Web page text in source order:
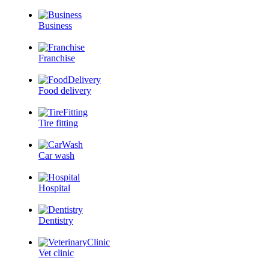
Business
Franchise
Food delivery
Tire fitting
Car wash
Hospital
Dentistry
Vet clinic